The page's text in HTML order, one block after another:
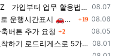
등록일
08.07
클로드(Claude) 사용법 A to Z｜가입부터 업무 활용법 VSCODE 연결 까지
등록일
08.06
8/7) on/off 구성 uptime표시로 운행시간표시 🚗최근목적지 바로가기 및 ⛔이전화면이동과 260807 댓글
19
등록일
08.05
버튼 추가 요청 댓글
2
등록일
08.01
도착거리 단축에 절반이동 도착하기 로드리게스로 5가지를 한 번에 배우세요